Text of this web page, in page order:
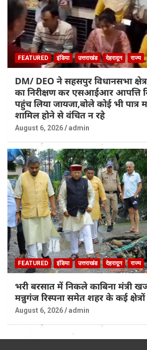
FEATURED इंडिया उत्तराखंड देहरादून राज्य
DM/ DEO ने सहसपुर विधानसभा
का निरीक्षण कर एसआईआर आपत्ति
पहुंच लिया जायजा,बोले कोई भी पात्र
शामिल होने से वंचित न रहे
August 6, 2026 admin
FEATURED इंडिया उत्तराखंड देहरादून राज्य
भरी बरसात में निकले काबिना मंत्री
मन्नुगंज रिस्पना समेत शहर के कई
August 6, 2026 admin